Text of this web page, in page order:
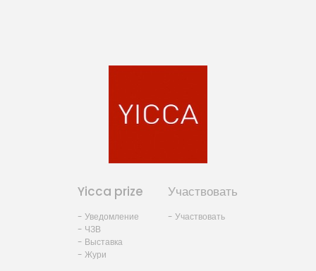
Yicca prize
- Уведомление
- ЧЗВ
- Выставка
- Жури
Участвовать
- Участвовать